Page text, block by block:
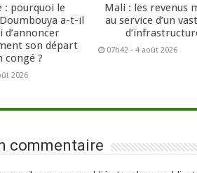
: pourquoi le
a-t-il
d’annoncer
son départ
congé ?
2026
Mali : les revenus
au service d’un
07h42 - 4 août 2026
commentaire